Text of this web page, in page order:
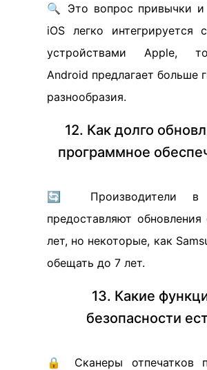
🔍 Это вопрос привычки и
iOS легко интегрируется
устройствами Apple,
Android предлагает больше
разнообразия.
12. Как долго
программное
🔄 Производители в
предоставляют
лет, но некоторые, как
обещать до 7 лет.
13. Какие
безопасности
🔒 Сканеры отпечатков